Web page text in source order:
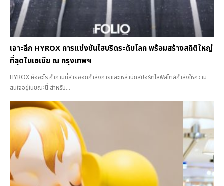
เจาะลึก HYROX การแข่งขันไฮบริดระดับโลก พร้อมสร้างสถิติใหญ่
ที่สุดในเอเชีย ณ กรุงเทพฯ
HYROX คืออะไร คำถามที่สายออกกำลังกายและเหล่านักสปอร์ตไลฟ์สไตล์กำลังให้ความ
สนใจอยู่ในขณะนี้ สำหรับ...